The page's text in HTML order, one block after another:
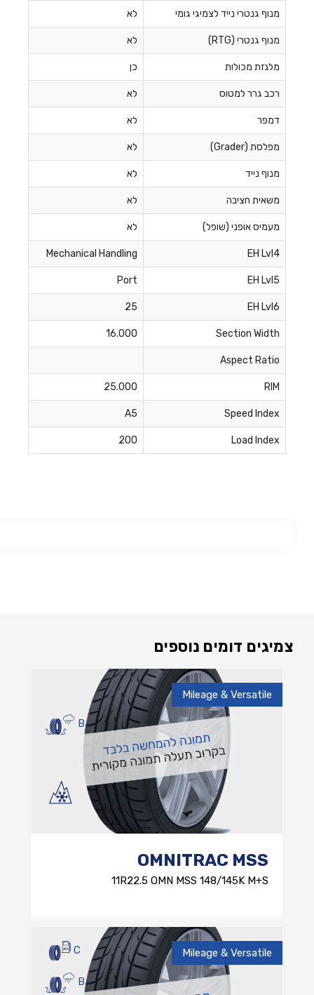
מנוף גנטרי נייד לצמיגי גומי לא
מנוף גנטרי (RTG) לא
מלגזת מכולות כן
רכב גרר למטוס לא
דמפר לא
מפלסת (Grader) לא
מנוף נייד לא
משאית חציבה לא
מעמיס אופני (שופל) לא
EH Lvl4
Mechanical Handling
EH Lvl5
Port
EH Lvl6
25
Section Width
16.000
Aspect Ratio
RIM
25.000
Speed Index
A5
Load Index
200
צמיגים דומים נוספים
Mileage & Versatile
B
OMNITRAC MSS
11R22.5 OMN MSS 148/145K M+S
Mileage & Versatile
C
B